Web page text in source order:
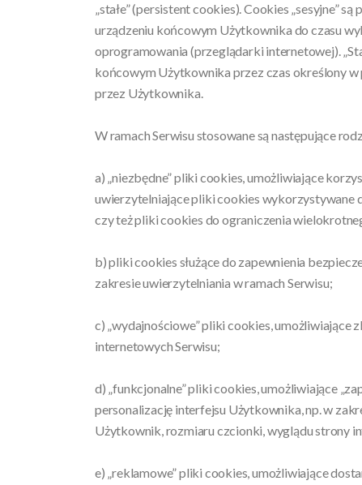
„stałe” (persistent cookies). Cookies „sesyjne”
urządzeniu końcowym Użytkownika do czasu
oprogramowania (przeglądarki internetowej).
końcowym Użytkownika przez czas określony
przez Użytkownika.
W ramach Serwisu stosowane są następujące
a) „niezbędne” pliki cookies, umożliwiające
uwierzytelniające pliki cookies wykorzystywane
czy też pliki cookies do ograniczenia
b) pliki cookies służące do zapewnienia
zakresie uwierzytelniania w ramach Serwisu;
c) „wydajnościowe” pliki cookies, umożliwiające
internetowych Serwisu;
d) „funkcjonalne” pliki cookies, umożliwiające
personalizację interfejsu Użytkownika, np. w
Użytkownik, rozmiaru czcionki, wyglądu strony
e) „reklamowe” pliki cookies, umożliwiające